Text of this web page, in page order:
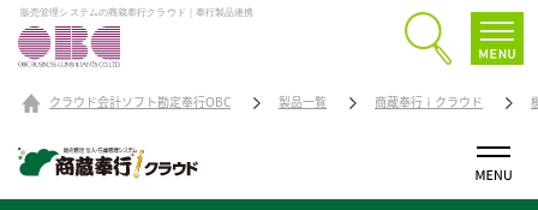
販売管理システムの商蔵奉行クラウド｜奉行製品連携
クラウド会計ソフト勘定奉行OBC 製品一覧 商蔵奉行ｉクラウド